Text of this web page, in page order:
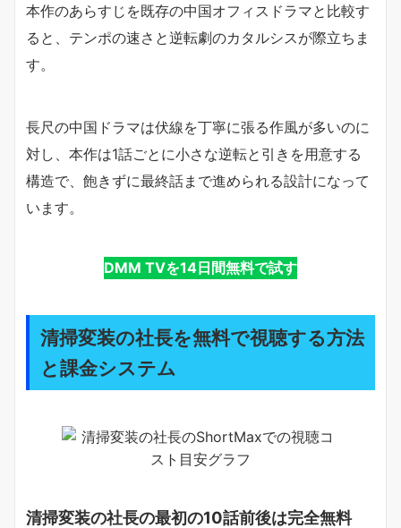
本作のあらすじを既存の中国オフィスドラマと比較す
ると、テンポの速さと逆転劇のカタルシスが際立ちま
す。
長尺の中国ドラマは伏線を丁寧に張る作風が多いのに
対し、本作は1話ごとに小さな逆転と引きを用意する
構造で、飽きずに最終話まで進められる設計になって
います。
DMM TVを14日間無料で試す
清掃変装の社長を無料で視聴する方法
と課金システム
清掃変装の社長の最初の10話前後は完全無料